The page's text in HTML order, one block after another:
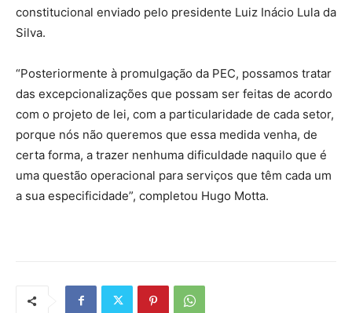
constitucional enviado pelo presidente Luiz Inácio Lula da
Silva.
“Posteriormente à promulgação da PEC, possamos tratar
das excepcionalizações que possam ser feitas de acordo
com o projeto de lei, com a particularidade de cada setor,
porque nós não queremos que essa medida venha, de
certa forma, a trazer nenhuma dificuldade naquilo que é
uma questão operacional para serviços que têm cada um
a sua especificidade”, completou Hugo Motta.